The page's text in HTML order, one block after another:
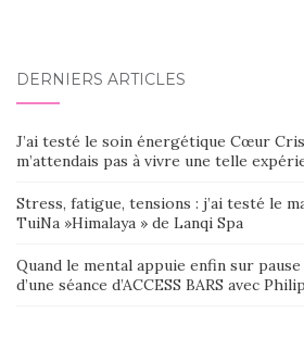
DERNIERS ARTICLES
J’ai testé le soin énergétique Cœur
m’attendais pas à vivre une telle
Stress, fatigue, tensions : j’ai testé le
TuiNa »Himalaya » de Lanqi Spa
Quand le mental appuie enfin sur
d’une séance d’ACCESS BARS avec